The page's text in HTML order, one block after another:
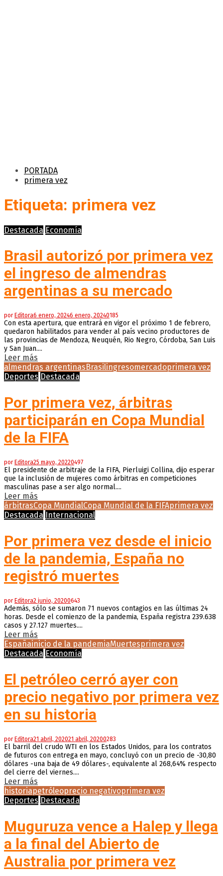
PORTADA
primera vez
Etiqueta: primera vez
Destacada Economía
Brasil autorizó por primera vez
el ingreso de almendras
argentinas a su mercado
por Editora6 enero, 20246 enero, 20240185
Con esta apertura, que entrará en vigor el próximo 1 de febrero,
quedaron habilitados para vender al país vecino productores de
las provincias de Mendoza, Neuquén, Rio Negro, Córdoba, San Luis
y San Juan....
Leer más
almendras argentinas Brasilingresomercadoprimera vez
Deportes Destacada
Por primera vez, árbitras
participarán en Copa Mundial
de la FIFA
por Editora25 mayo, 20220497
El presidente de arbitraje de la FIFA, Pierluigi Collina, dijo esperar
que la inclusión de mujeres como árbitras en competiciones
masculinas pase a ser algo normal....
Leer más
árbitrasCopa MundialCopa Mundial de la FIFAprimera vez
Destacada Internacional
Por primera vez desde el inicio
de la pandemia, España no
registró muertes
porEditora2 junio, 20200643
Además, sólo se sumaron 71 nuevos contagios en las últimas 24
horas. Desde el comienzo de la pandemia, España registra 239.638
casos y 27.127 muertes....
Leer más
Españainicio de la pandemiaMuertesprimera vez
Destacada Economía
El petróleo cerró ayer con
precio negativo por primera vez
en su historia
porEditora21 abril, 202021 abril, 20200283
El barril del crudo WTI en los Estados Unidos, para los contratos
de futuros con entrega en mayo, concluyó con un precio de -30,80
dólares -una baja de 49 dólares-, equivalente al 268,64% respecto
del cierre del viernes....
Leer más
historiapetróleoprecio negativoprimera vez
Deportes Destacada
Muguruza vence a Halep y llega
a la final del Abierto de
Australia por primera vez